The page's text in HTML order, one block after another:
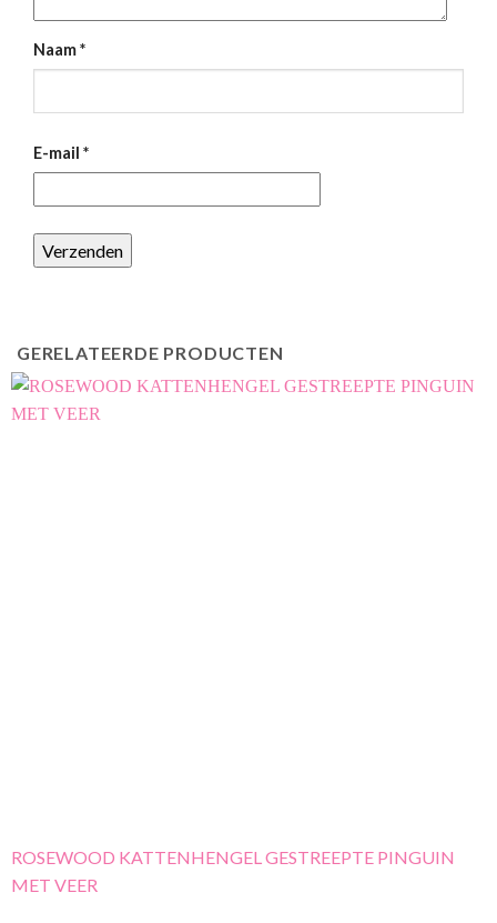
Naam*
E-mail *
GERELATEERDE PRODUCTEN
ROSEWOOD KATTENHENGEL GESTREEPTE PINGUIN
MET VEER